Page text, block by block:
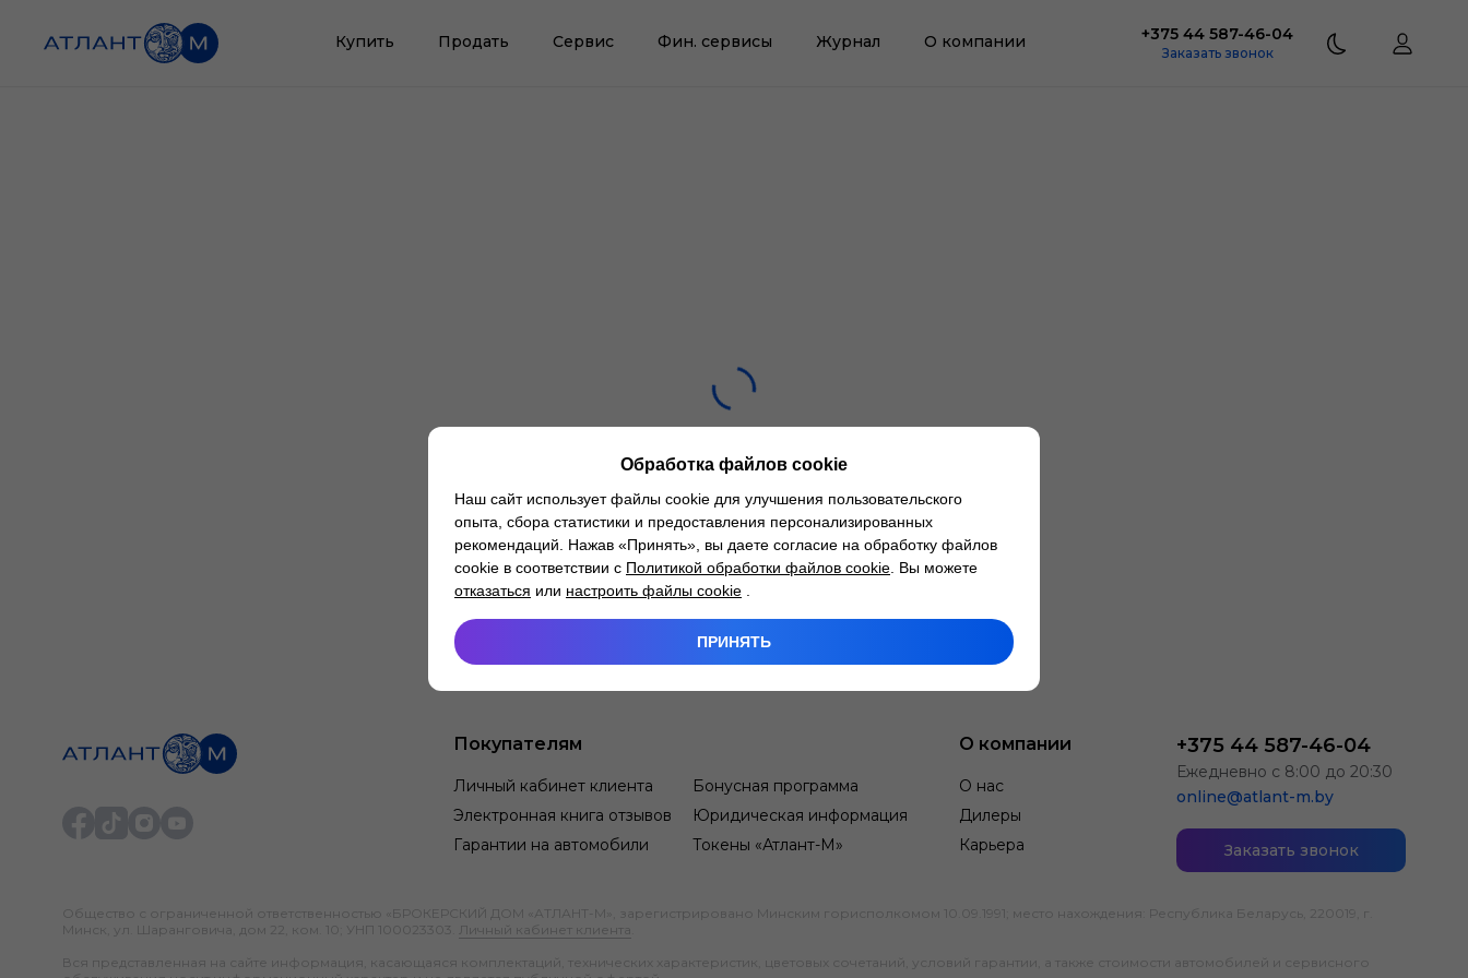
Купить Продать Сервис Фин. сервисы Журнал О компании +375 44 587-46-04
Заказать звонок
Покупателям
Личный кабинет клиента
Бонусная программа
Электронная книга отзывов
Юридическая информация
Гарантии на автомобили
Токены «Атлант-М»
О компании
О нас
Дилеры
Карьера
+375 44 587-46-04
Ежедневно с 8:00 до 20:30
online@atlant-m.by
Заказать звонок
Общество с ограниченной ответственностью «БРОКЕРСКИЙ ДОМ «АТЛАНТ-М», зарегистрировано Минским горисполкомом 10.09.1991; место нахождения: Республика Беларусь, 220019, г.
Минск, ул. Шаранговича, дом 22, ком. 10; УНП 100023303.
Личный кабинет клиента
Вся представленная на сайте информация, касающаяся комплектаций, технических характеристик, цветовых сочетаний, условий гарантии, а также стоимости автомобилей и сервисного
Обработка файлов cookie
Наш сайт использует файлы cookie для улучшения пользовательского
опыта, сбора статистики и предоставления персонализированных
рекомендаций. Нажав «Принять», вы даете согласие на обработку файлов
cookie в соответствии с Политикой обработки файлов cookie . Вы можете
отказаться или настроить файлы cookie
ПРИНЯТЬ